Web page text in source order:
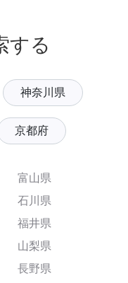
する
神奈川県
京都府
富山県
石川県
福井県
山梨県
長野県